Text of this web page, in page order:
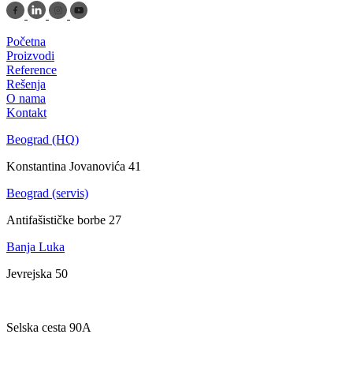
Početna
Proizvodi
Reference
Rešenja
O nama
Kontakt
Beograd (HQ)
Konstantina Jovanovića 41
Beograd (servis)
Antifašističke borbe 27
Banja Luka
Jevrejska 50
Selska cesta 90A